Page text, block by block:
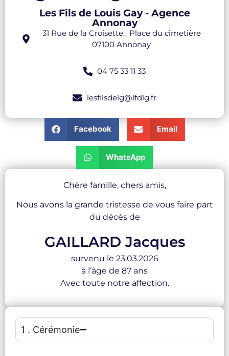
Chère famille, chers amis,
Nous avons la grande tristesse de vous faire part
du décès de
GAILLARD Jacques
survenu le 23.03.2026
à l’âge de 87 ans
Avec toute notre affection.
1 . Cérémonie
Les Fils de Louis Gay - Agence
Annonay
31 Rue de la Croisette, Place du cimetière
07100 Annonay
04 75 33 11 33
lesfilsdelg@lfdlg.fr
Facebook Email
WhatsApp